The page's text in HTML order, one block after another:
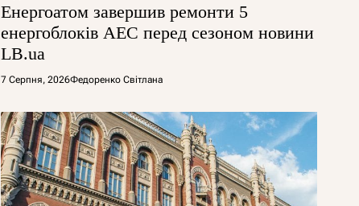
Енергоатом завершив ремонти 5
енергоблоків АЕС перед сезоном новини
LB.ua
7 Серпня, 2026Федоренко Світлана